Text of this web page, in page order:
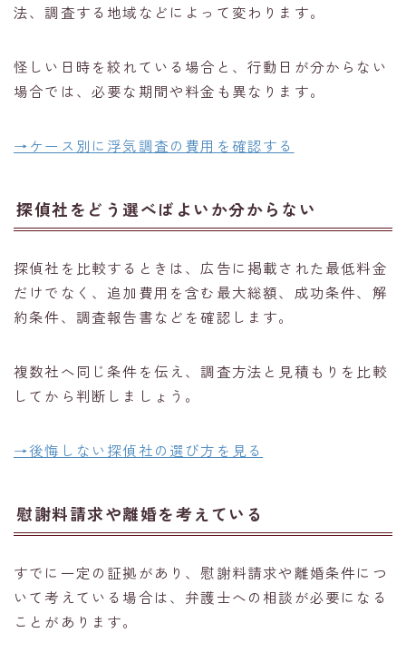
法、調査する地域などによって変わります。
怪しい日時を絞れている場合と、行動日が分からない
場合では、必要な期間や料金も異なります。
→ケース別に浮気調査の費用を確認する
探偵社をどう選べばよいか分からない
探偵社を比較するときは、広告に掲載された最低料金
だけでなく、追加費用を含む最大総額、成功条件、解
約条件、調査報告書などを確認します。
複数社へ同じ条件を伝え、調査方法と見積もりを比較
してから判断しましょう。
→後悔しない探偵社の選び方を見る
慰謝料請求や離婚を考えている
すでに一定の証拠があり、慰謝料請求や離婚条件につ
いて考えている場合は、弁護士への相談が必要になる
ことがあります。